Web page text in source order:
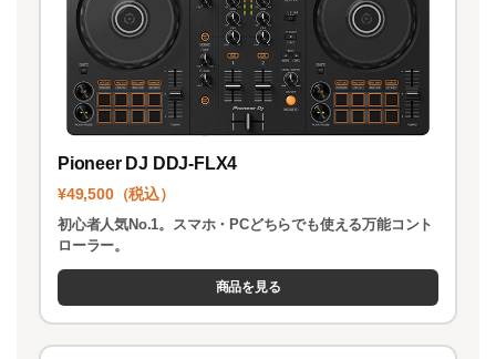
Pioneer DJ DDJ-FLX4
¥49,500（税込）
初心者人気No.1。スマホ・PCどちらでも使える万能コント
ローラー。
商品を見る